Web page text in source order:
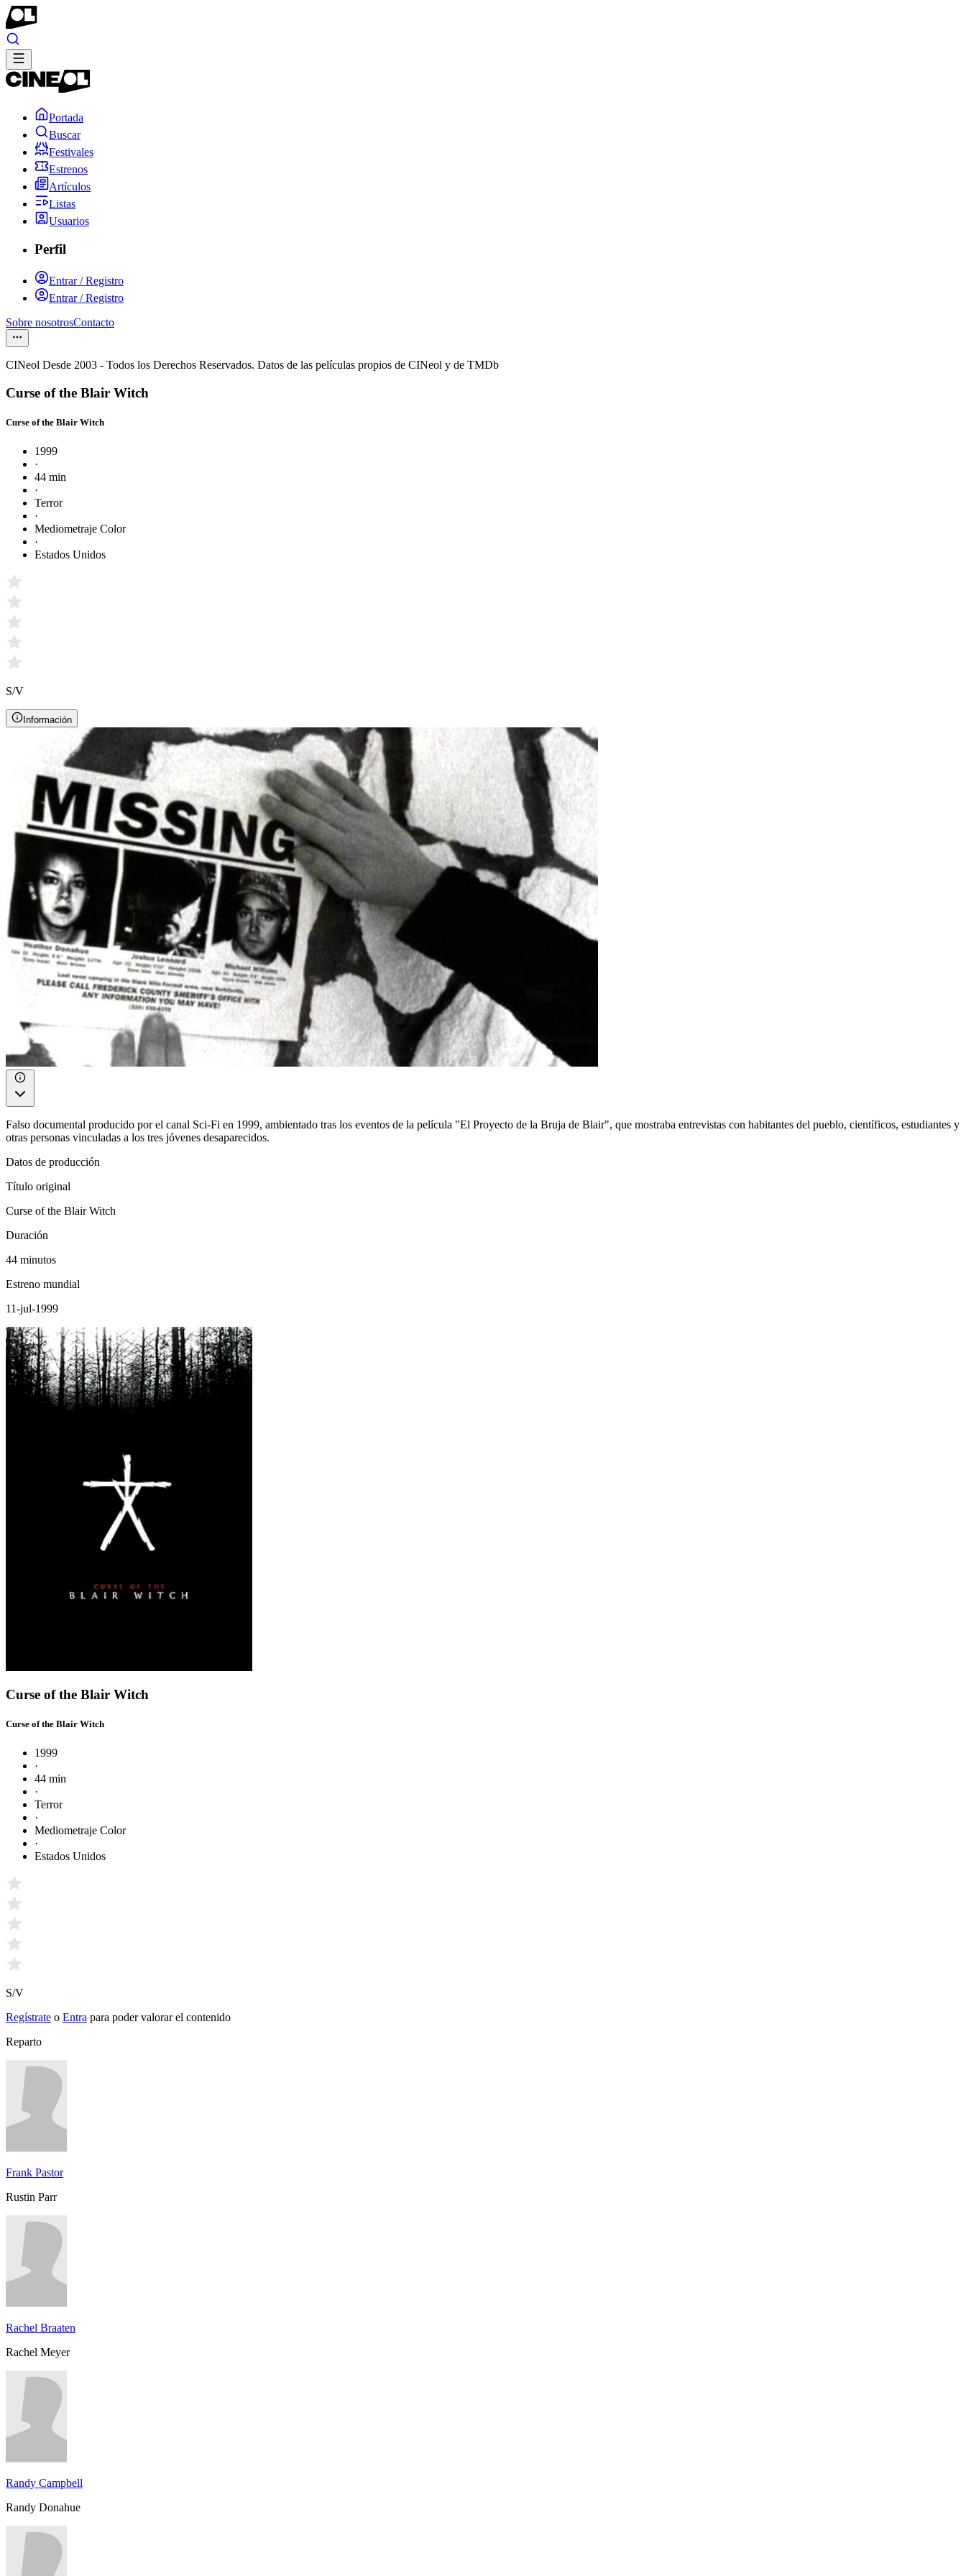
Portada
Buscar
Festivales
Estrenos
Artículos
Listas
Usuarios
Perfil
Entrar / Registro
Entrar / Registro
Sobre nosotrosContacto
CINeol Desde 2003 - Todos los Derechos Reservados. Datos de las películas propios de CINeol y de TMDb
Curse of the Blair Witch
Curse of the Blair Witch
1999
·
44 min
·
Terror
·
Mediometraje Color
·
Estados Unidos
S/V
Información
Falso documental producido por el canal Sci-Fi en 1999, ambientado tras los eventos de la película "El Proyecto de la Bruja de Blair", que mostraba entrevistas con habitantes del pueblo, científicos, estudiantes y
otras personas vinculadas a los tres jóvenes desaparecidos.
Datos de producción
Título original
Curse of the Blair Witch
Duración
44 minutos
Estreno mundial
11-jul-1999
Curse of the Blair Witch
Curse of the Blair Witch
1999
·
44 min
·
Terror
·
Mediometraje Color
·
Estados Unidos
S/V
Regístrate o Entra para poder valorar el contenido
Reparto
Frank Pastor
Rustin Parr
Rachel Braaten
Rachel Meyer
Randy Campbell
Randy Donahue